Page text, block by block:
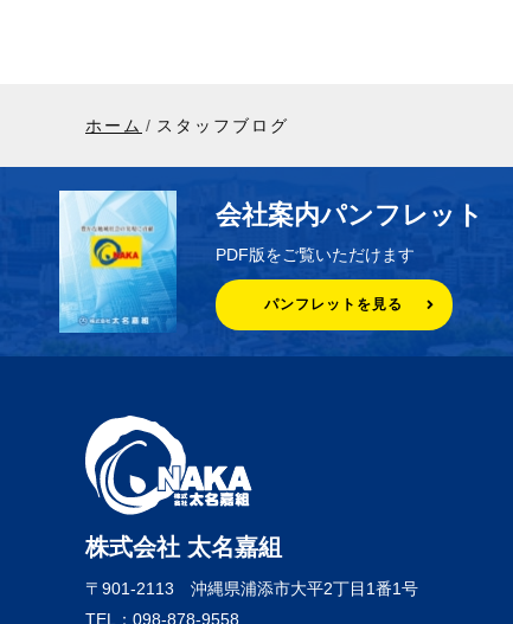
ホーム スタッフブログ
会社案内パンフレット
PDF版をご覧いただけます
パンフレットを見る
株式会社 太名嘉組
〒901-2113 沖縄県浦添市大平2丁目1番1号
TEL：098-878-9558